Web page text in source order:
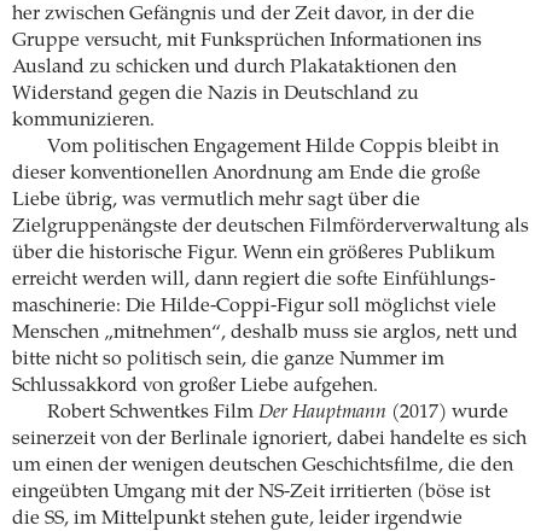
her zwischen Gefängnis und der Zeit davor, in der die
Gruppe versucht, mit Funk­sprüchen Informationen ins
Ausland zu schicken und durch Plakataktionen den
Widerstand gegen die Nazis in Deutschland zu
kommunizieren.
Vom politischen Engagement Hilde Coppis bleibt in
dieser konventionellen Anordnung am Ende die große
Liebe übrig, was vermutlich mehr sagt über die
Zielgruppenängste der deutschen Filmförderverwaltung als
über die historische Figur. Wenn ein größeres Publikum
erreicht werden will, dann regiert die softe Einfühlungs­
maschinerie: Die Hilde-Coppi-Figur soll ­möglichst viele
Menschen „mitnehmen“, deshalb muss sie arglos, nett und
bitte nicht so politisch sein, die ganze Nummer im
Schlussakkord von großer Liebe aufgehen.
Robert Schwentkes Film Der Hauptmann (2017) wurde
seinerzeit von der Berlinale ignoriert, dabei handelte es sich
um einen der wenigen deutschen Geschichtsfilme, die den
eingeübten Umgang mit der NS-Zeit irritierten (böse ist
die SS, im Mittelpunkt stehen gute, leider irgendwie